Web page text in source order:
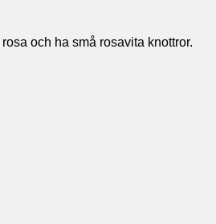
och ha små rosavita knottror.